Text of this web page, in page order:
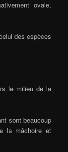
ovale,
des espèces
le milieu de la
sont beaucoup
la mâchoire et